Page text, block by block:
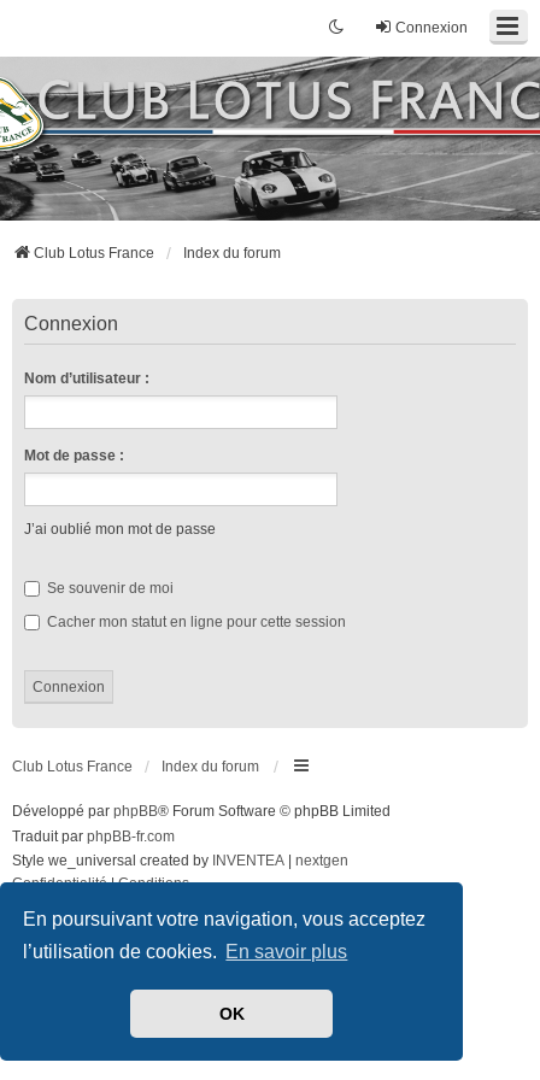
En poursuivant votre navigation, vous acceptez
l’utilisation de cookies. En savoir plus
OK
Connexion
Club Lotus France Index du forum
Connexion
Nom d’utilisateur :
Mot de passe :
J’ai oublié mon mot de passe
Se souvenir de moi
Cacher mon statut en ligne pour cette session
Club Lotus France Index du forum
Développé par phpBB® Forum Software © phpBB Limited
Traduit par phpBB-fr.com
Style we_universal created by INVENTEA
nextgen
Confidentialité|Conditions